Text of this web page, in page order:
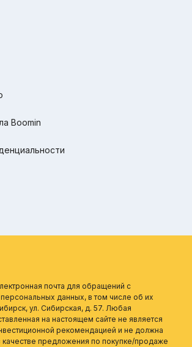
Boomin
почта для обращений с
данных, в том числе об их
ул. Сибирская, д. 57. Любая
на настоящем сайте не является
рекомендацией и не должна
качестве предложения по покупке/продаже